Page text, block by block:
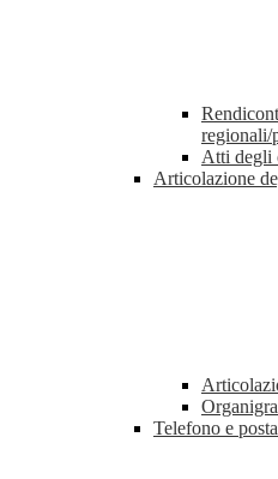
regionali/
Atti degli
Articolazione
Telefono e